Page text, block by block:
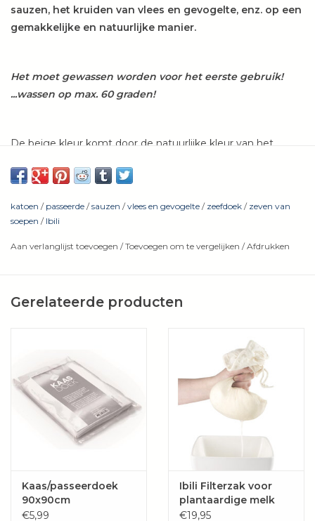
sauzen, het kruiden van vlees en gevogelte, enz. op een
gemakkelijke en natuurlijke manier.
Het moet gewassen worden voor het eerste gebruik!
...wassen op max. 60 graden!
De beige kleur komt door de natuurlijke kleur van het
Bevat geen bleekmiddel of andere additieven.
katoen / passeerde /sauzen /vlees en gevogelte / zeefdoek / zeven van
soepen / Ibili
Aan verlanglijst toevoegen /Toevoegen om te vergelijken /Afdrukken
Gerelateerde producten
Kaas/passeerdoek
90x90cm
€5,99
Ibili Filterzak voor
plantaardige melk
€19,95